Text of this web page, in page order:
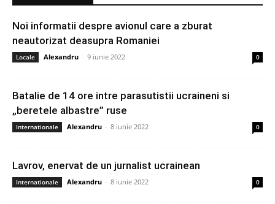
Noi informatii despre avionul care a zburat
neautorizat deasupra Romaniei
Locale Alexandru - 9 iunie 2022 0
Batalie de 14 ore intre parasutistii ucraineni si
„beretele albastre” ruse
Internationale Alexandru - 8 iunie 2022 0
Lavrov, enervat de un jurnalist ucrainean
Internationale Alexandru - 8 iunie 2022 0